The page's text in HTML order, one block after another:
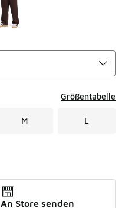
Größentabelle
M L
An Store senden